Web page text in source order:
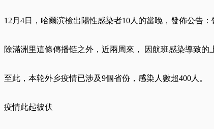
12月4日，哈爾滨檢出陽性感染者10人的當晚，發佈公告
除滿洲里這條傳播链之外，近兩周來， 因航班感染導致
至此，本轮外乡疫情已涉及9個省份，感染人數超400人。
疫情此起彼伏